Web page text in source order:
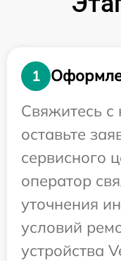
1
Свяжитесь
оставьте
сервисного
оператор
уточнения
условий
устройства